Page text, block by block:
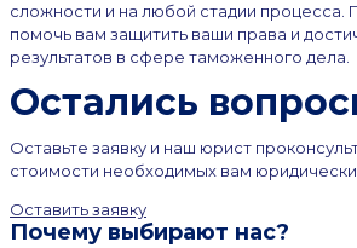
сложности и на любой стадии процесса.
помочь вам защитить ваши права и
результатов в сфере таможенного дела.
Остались
Оставьте заявку и наш юрист
стоимости необходимых вам
Оставить заявку
Почему выбирают нас?